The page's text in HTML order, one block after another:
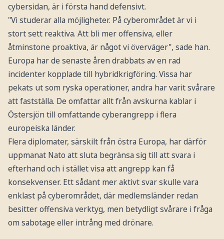
cybersidan, är i första hand defensivt.
"Vi studerar alla möjligheter. På cyberområdet är vi i
stort sett reaktiva. Att bli mer offensiva, eller
åtminstone proaktiva, är något vi överväger", sade han.
Europa har de senaste åren drabbats av en rad
incidenter kopplade till hybridkrigföring. Vissa har
pekats ut som ryska operationer, andra har varit svårare
att fastställa. De omfattar allt från avskurna kablar i
Östersjön till omfattande cyberangrepp i flera
europeiska länder.
Flera diplomater, särskilt från östra Europa, har därför
uppmanat Nato att sluta begränsa sig till att svara i
efterhand och i stället visa att angrepp kan få
konsekvenser. Ett sådant mer aktivt svar skulle vara
enklast på cyberområdet, där medlemsländer redan
besitter offensiva verktyg, men betydligt svårare i fråga
om sabotage eller intrång med drönare.